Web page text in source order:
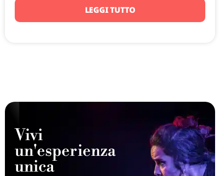
LEGGI TUTTO
Vivi
un'esperienza
unica